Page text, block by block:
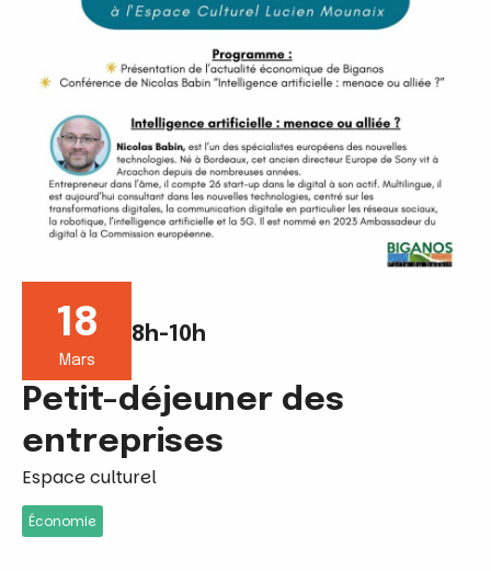
18
Mars
8h-10h
Petit-déjeuner des
entreprises
Espace culturel
Économie